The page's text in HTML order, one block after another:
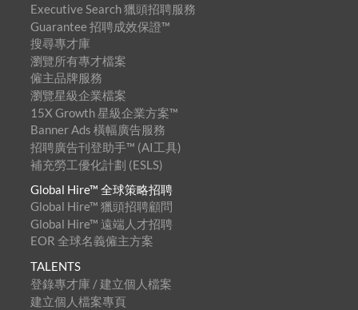
Executive Search 獵頭招聘服務
Guarantee 招聘成效保證™
搜尋專才庫
瀏覽所有專才檔案
僱主品牌服務
瀏覽星級企業檔案
15X Growth 星級企業方案™
Banner Ads 橫幅廣告服務
招聘廣告刊登助手™ (AI工具)
補充勞工優化計劃 (ESLS)
Global Hire™ 全球策略招聘
Global Hire™ 獵頭招聘顧問
Global Hire™ 遠端人才招聘
EOR 全球名義僱主方案
TALENTS
登錄專才庫 / 建立個人檔案
建立個人檔案專頁